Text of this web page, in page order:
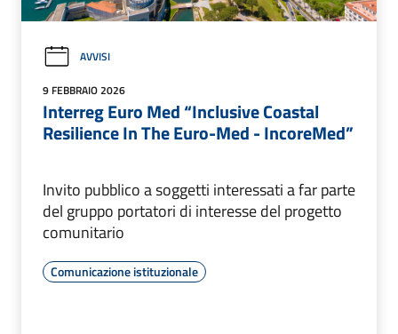
AVVISI
9 FEBBRAIO 2026
Interreg Euro Med “Inclusive Coastal
Resilience In The Euro-Med - IncoreMed”
Invito pubblico a soggetti interessati a far parte
del gruppo portatori di interesse del progetto
comunitario
Comunicazione istituzionale